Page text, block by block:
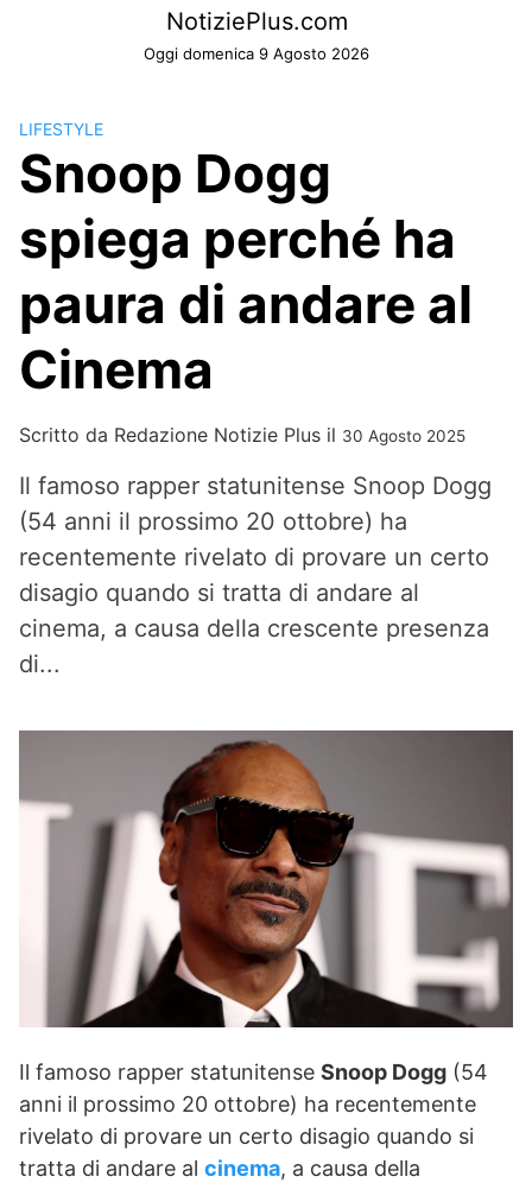
NotiziePlus.com
Oggi domenica 9 Agosto 2026
LIFESTYLE
Snoop Dogg
spiega perché ha
paura di andare al
Cinema
Scritto da Redazione Notizie Plus il 30 Agosto 2025
Il famoso rapper statunitense Snoop Dogg
(54 anni il prossimo 20 ottobre) ha
recentemente rivelato di provare un certo
disagio quando si tratta di andare al
cinema, a causa della crescente presenza
di...
Il famoso rapper statunitense Snoop Dogg (54
anni il prossimo 20 ottobre) ha recentemente
rivelato di provare un certo disagio quando si
tratta di andare al cinema, a causa della